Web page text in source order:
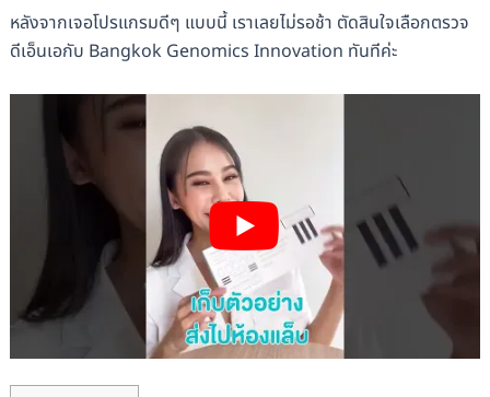
หลังจากเจอโปรแกรมดีๆ แบบนี้ เราเลยไม่รอช้า ตัดสินใจเลือกตรวจ
ดีเอ็นเอกับ Bangkok Genomics Innovation ทันทีค่ะ